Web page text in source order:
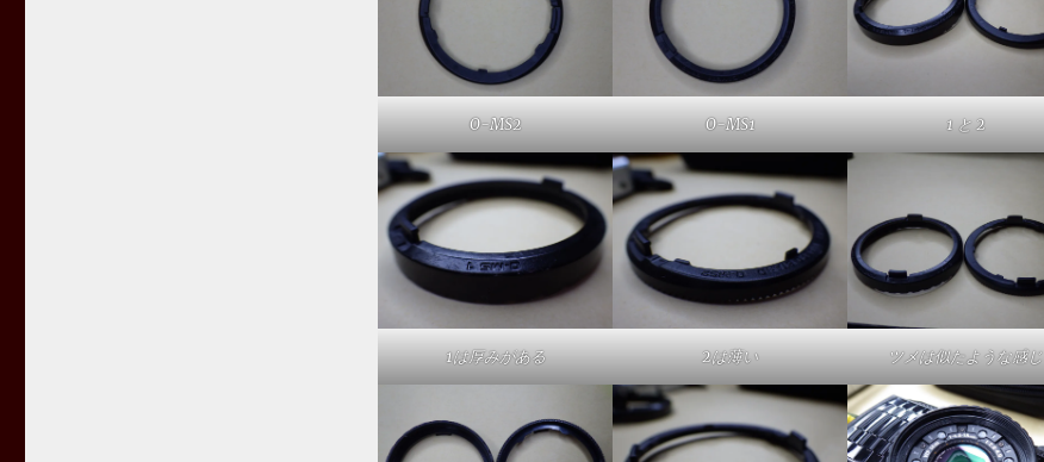
O-MS2 O-MS1 1 と 2
1は厚みがある 2は薄い ツメは似たような感じ